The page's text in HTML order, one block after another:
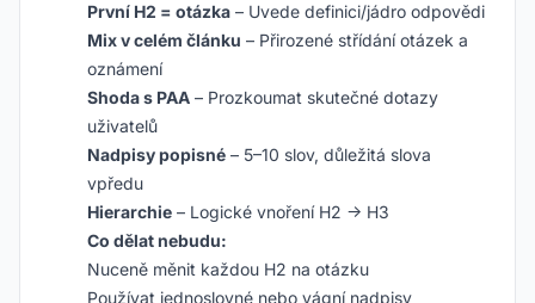
První H2 = otázka – Uvede definici/jádro odpovědi
Mix v celém článku – Přirozené střídání otázek a
oznámení
Shoda s PAA – Prozkoumat skutečné dotazy
uživatelů
Nadpisy popisné – 5–10 slov, důležitá slova
vpředu
Hierarchie – Logické vnoření H2 → H3
Co dělat nebudu:
Nuceně měnit každou H2 na otázku
Používat jednoslovné nebo vágní nadpisy